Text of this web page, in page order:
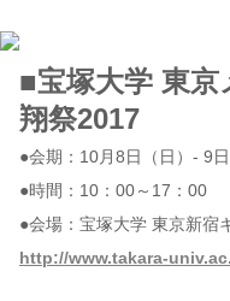
■宝塚大学 東
翔祭2017
●会期：10月8日（日）- 9日
●時間：10：00～17：00
●会場：宝塚大学 東京新宿
http://www.takara-